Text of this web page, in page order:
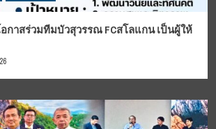
กาสร่วมทีมบัวสุวรรณ FCสโลแกน เป็นผู้ให้